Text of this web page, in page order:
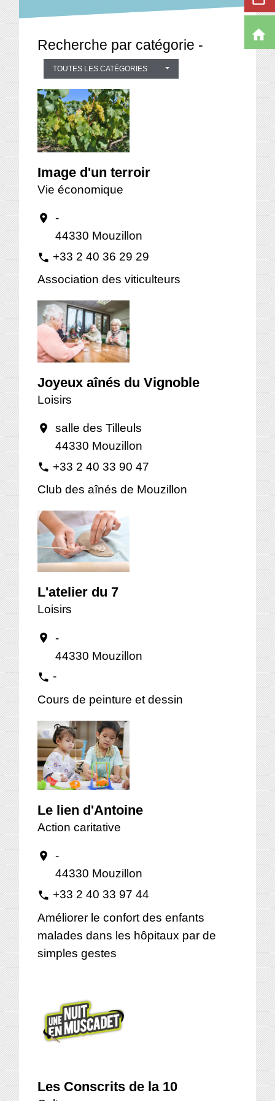
Recherche par catégorie -
TOUTES LES CATÉGORIES
Image d'un terroir
Vie économique
location_on
-
44330 Mouzillon
phone +33 2 40 36 29 29
Association des viticulteurs
Joyeux aînés du Vignoble
Loisirs
location_on
salle des Tilleuls
44330 Mouzillon
phone +33 2 40 33 90 47
Club des aînés de Mouzillon
L'atelier du 7
Loisirs
location_on
-
44330 Mouzillon
phone -
Cours de peinture et dessin
Le lien d'Antoine
Action caritative
location_on
-
44330 Mouzillon
phone +33 2 40 33 97 44
Améliorer le confort des enfants
malades dans les hôpitaux par de
simples gestes
Les Conscrits de la 10
home